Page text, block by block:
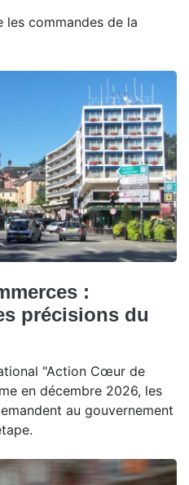
les commandes de la
:
précisions du
"Action Cœur de
en décembre 2026, les
au gouvernement